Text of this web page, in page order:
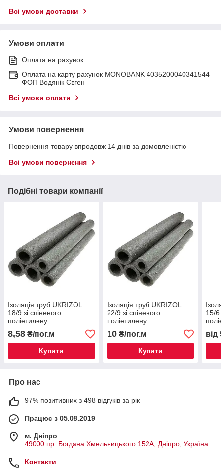
Всі умови доставки
Умови оплати
Оплата на рахунок
Оплата на карту рахунок MONOBANK 4035200040341544
ФОП Водянік Євген
Всі умови оплати
Умови повернення
Повернення товару впродовж 14 днів за домовленістю
Всі умови повернення
Подібні товари компанії
Ізоляція труб UKRIZOL
18/9 зі спіненого
поліетилену
8,58 ₴/пог.м
Купити
Ізоляція труб UKRIZOL
22/9 зі спіненого
поліетилену
10₴/пог.м
Купити
15/6
від
Про нас
97% позитивних з 498 відгуків за рік
Працює з 05.08.2019
м. Дніпро
49000 пр. Богдана Хмельницького 152А, Дніпро, Україна
Контакти